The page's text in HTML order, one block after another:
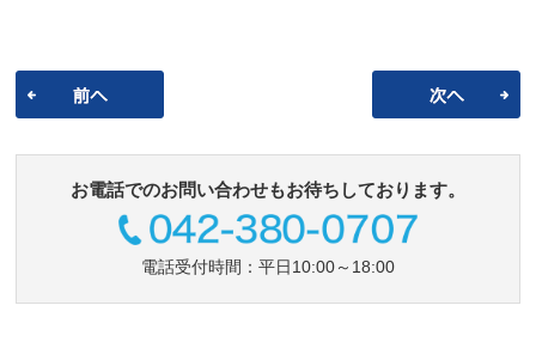
お電話でのお問い合わせもお待ちしております。
電話受付時間：平日10:00～18:00